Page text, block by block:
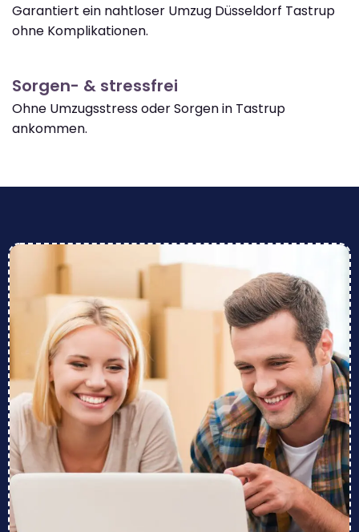
Garantiert ein nahtloser Umzug Düsseldorf Tastrup
ohne Komplikationen.
Sorgen- & stressfrei
Ohne Umzugsstress oder Sorgen in Tastrup
ankommen.